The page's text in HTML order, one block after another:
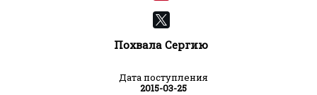
Похвала Сергию
Дата поступления
2015-03-25